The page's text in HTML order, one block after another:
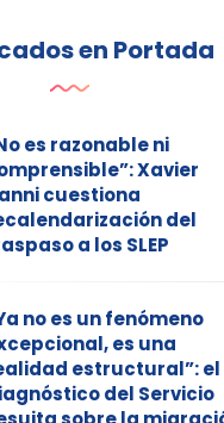
en Portada
es razonable ni
Xavier
cuestiona
del
a los SLEP
no es un fenómeno
es una
estructural”: el
del Servicio